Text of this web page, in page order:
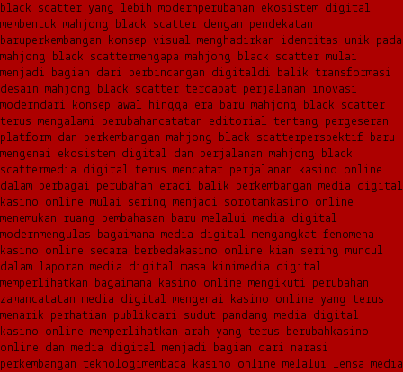
black scatter yang lebih modernperubahan ekosistem digital
membentuk mahjong black scatter dengan pendekatan
baruperkembangan konsep visual menghadirkan identitas unik pada
mahjong black scattermengapa mahjong black scatter mulai
menjadi bagian dari perbincangan digitaldi balik transformasi
desain mahjong black scatter terdapat perjalanan inovasi
moderndari konsep awal hingga era baru mahjong black scatter
terus mengalami perubahancatatan editorial tentang pergeseran
platform dan perkembangan mahjong black scatterperspektif baru
mengenai ekosistem digital dan perjalanan mahjong black
scattermedia digital terus mencatat perjalanan kasino online
dalam berbagai perubahan eradi balik perkembangan media digital
kasino online mulai sering menjadi sorotan kasino online
menemukan ruang pembahasan baru melalui media digital
modernmengulas bagaimana media digital mengangkat fenomena
kasino online secara berbeda kasino online kian sering muncul
dalam laporan media digital masa kinimedia digital
memperlihatkan bagaimana kasino online mengikuti perubahan
zamancatatan media digital mengenai kasino online yang terus
menarik perhatian publikdari sudut pandang media digital
kasino online memperlihatkan arah yang terus berubah kasino
online dan media digital menjadi bagian dari narasi
perkembangan teknologimembaca kasino online melalui lensa media